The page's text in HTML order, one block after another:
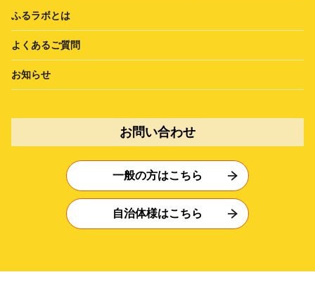
ふるラボとは
よくあるご質問
お知らせ
お問い合わせ
一般の方はこちら
自治体様はこちら